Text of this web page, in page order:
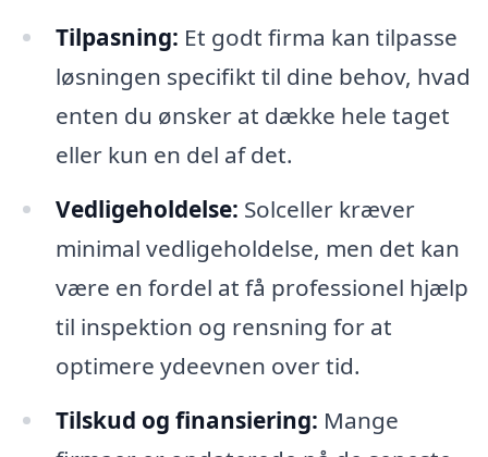
Tilpasning: Et godt firma kan tilpasse
løsningen specifikt til dine behov, hvad
enten du ønsker at dække hele taget
eller kun en del af det.
Vedligeholdelse: Solceller kræver
minimal vedligeholdelse, men det kan
være en fordel at få professionel hjælp
til inspektion og rensning for at
optimere ydeevnen over tid.
Tilskud og finansiering: Mange